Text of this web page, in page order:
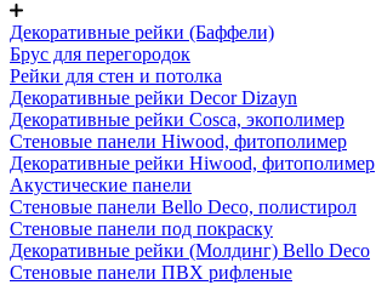
Декоративные рейки (Баффели)
Брус для перегородок
Рейки для стен и потолка
Декоративные рейки Decor Dizayn
Декоративные рейки Cosca, экополимер
Стеновые панели Hiwood, фитополимер
Декоративные рейки Hiwood, фитополимер
Акустические панели
Стеновые панели Bello Deco, полистирол
Стеновые панели под покраску
Декоративные рейки (Молдинг) Bello Deco
Стеновые панели ПВХ рифленые